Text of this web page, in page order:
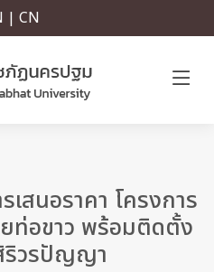
| CN
เสนอราคา โครงการ
ท่อขาว พร้อมติดตั้ง
ริวรปัญญา